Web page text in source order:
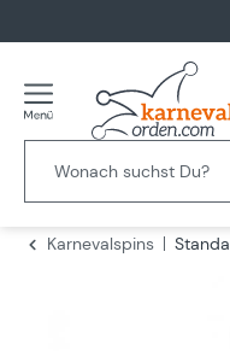
Karnevalspins